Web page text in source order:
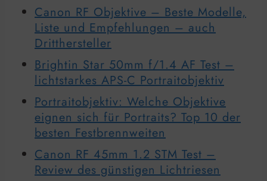
Canon RF Objektive – Beste Modelle,
Liste und Empfehlungen – auch
Dritthersteller
Brightin Star 50mm f/1.4 AF Test –
lichtstarkes APS-C Portraitobjektiv
Portraitobjektiv: Welche Objektive
eignen sich für Portraits? Top 10 der
besten Festbrennweiten
Canon RF 45mm 1.2 STM Test –
Review des günstigen Lichtriesen